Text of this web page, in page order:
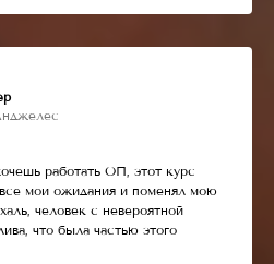
работать ОП, этот курс
мои ожидания и поменял мою
человек с невероятной
что была частью этого